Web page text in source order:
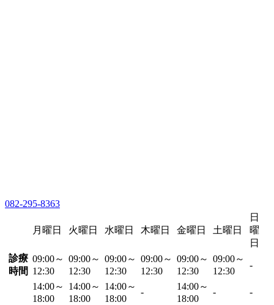
082-295-8363
月曜日 火曜日 水曜日 木曜日 金曜日 土曜日
日
曜
日
診療
時間
09:00～
12:30
09:00～
12:30
09:00～
12:30
09:00～
12:30
09:00～
12:30
09:00～
12:30
-
14:00～
18:00
14:00～
18:00
14:00～
18:00
-
14:00～
18:00
- -